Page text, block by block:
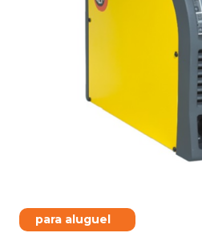
para aluguel